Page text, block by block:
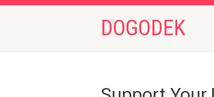
DOGODEK